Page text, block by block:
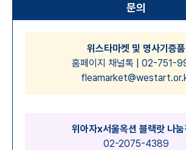
문의
위스타마켓 및 명사기증품
홈페이지 채널톡 | 02-751-
위아자x서울옥션 블랙랏 나눔
02-2075-4389